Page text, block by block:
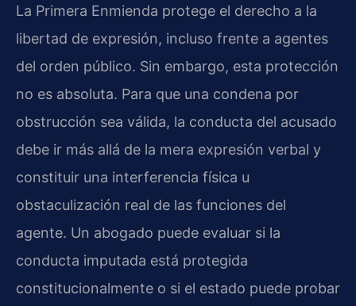
La Primera Enmienda protege el derecho a la
libertad de expresión, incluso frente a agentes
del orden público. Sin embargo, esta protección
no es absoluta. Para que una condena por
obstrucción sea válida, la conducta del acusado
debe ir más allá de la mera expresión verbal y
constituir una interferencia física u
obstaculización real de las funciones del
agente. Un abogado puede evaluar si la
conducta imputada está protegida
constitucionalmente o si el estado puede probar